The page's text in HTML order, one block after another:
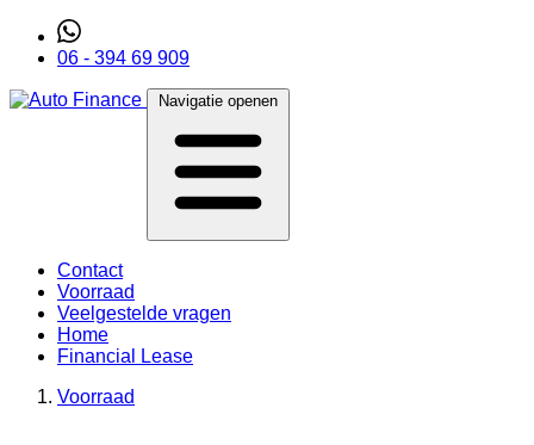
06 - 394 69 909
Navigatie openen
Contact
Voorraad
Veelgestelde vragen
Home
Financial Lease
Voorraad